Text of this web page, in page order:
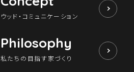
ウッド・コミュニケーション
Philosophy
私たちの目指す家づくり